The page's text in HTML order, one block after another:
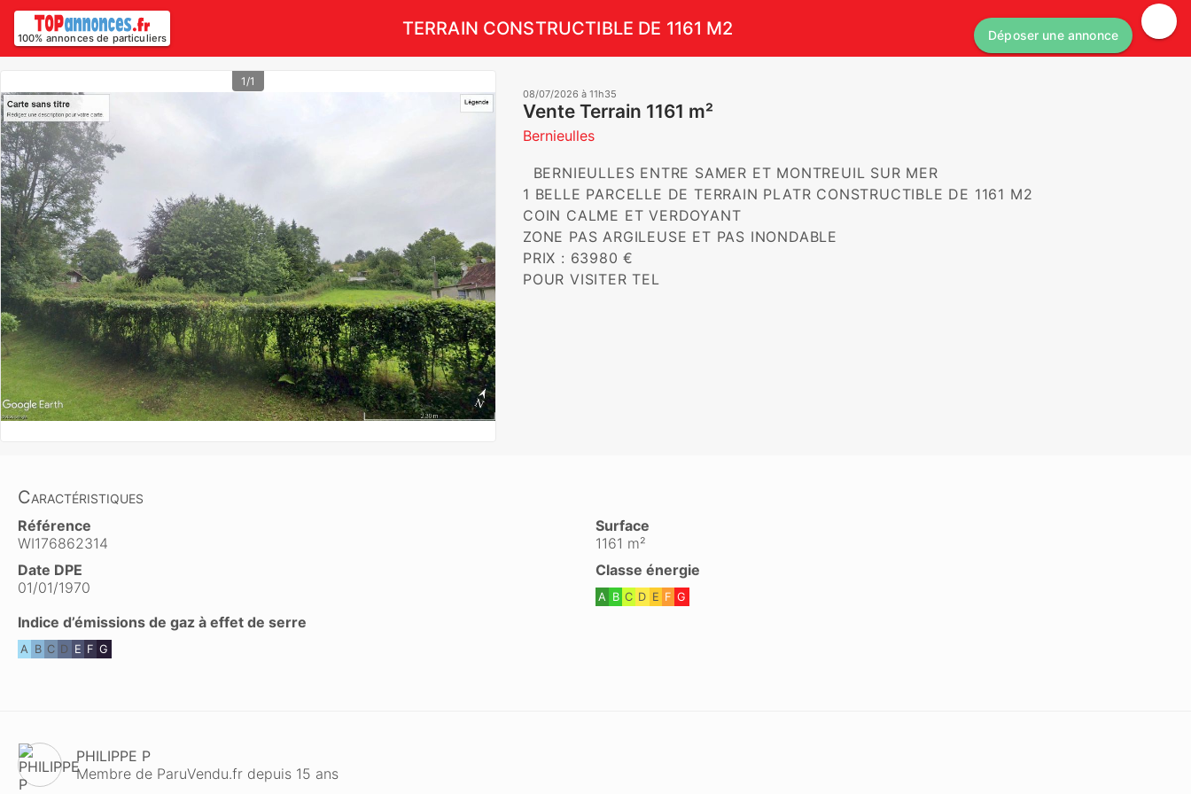
100% annonces de particuliers TERRAIN CONSTRUCTIBLE DE 1161 M2 Déposer une annonce
1/1
08/07/2026 à 11h35
Vente Terrain 1161 m²
Bernieulles
1 BELLE PARCELLE DE TERRAIN PLATR CONSTRUCTIBLE DE 1161 M2
COIN CALME ET VERDOYANT
ZONE PAS ARGILEUSE ET PAS INONDABLE
PRIX : 63980 €
Caractéristiques
Référence
WI176862314
Surface
1161 m²
Date DPE
01/01/1970
Classe énergie
A B C D E F G
Indice d’émissions de gaz à effet de serre
A B C D E F G
PHILIPPE P
Membre de ParuVendu.fr depuis 15 ans